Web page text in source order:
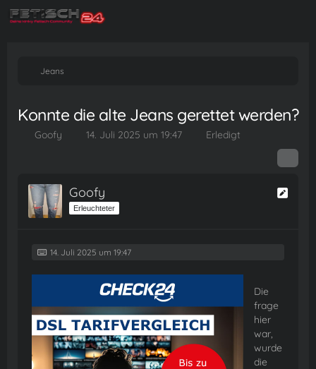
Jeans
Konnte die alte Jeans gerettet werden?
Goofy 14. Juli 2025 um 19:47 Erledigt
Goofy
Erleuchteter
14. Juli 2025 um 19:47
Die
frage
hier
war,
wurde
die